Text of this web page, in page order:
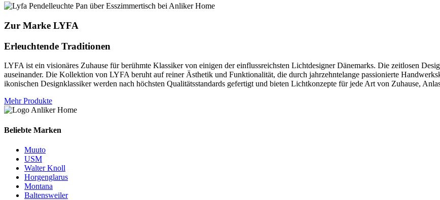
Zur Marke LYFA
Erleuchtende Traditionen
LYFA ist ein visionäres Zuhause für berühmte Klassiker von einigen der einflussreichsten Lichtdesigner Dänemarks. Die zeitlosen
auseinander. Die Kollektion von LYFA beruht auf reiner Ästhetik und Funktionalität, die durch jahrzehntelange passionierte
ikonischen Designklassiker werden nach höchsten Qualitätsstandards gefertigt und bieten Lichtkonzepte für jede Art von Zuhause,
Mehr Produkte
Beliebte Marken
Muuto
USM
Walter Knoll
Horgenglarus
Montana
Baltensweiler